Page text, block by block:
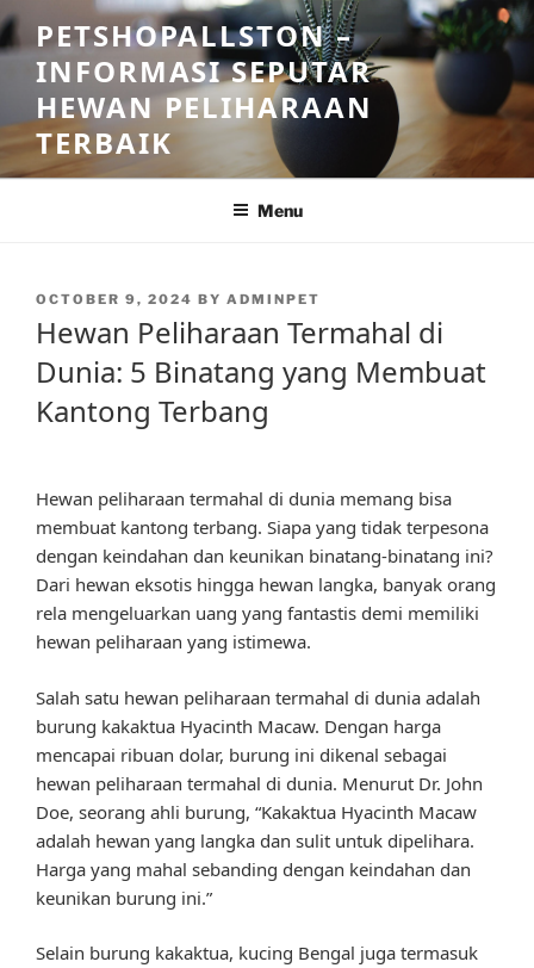
Skip
to
content
PETSHOPALLSTON –
INFORMASI SEPUTAR
HEWAN PELIHARAAN
TERBAIK
Menu
POSTED
OCTOBER 9, 2024 BY ADMINPET
Hewan Peliharaan Termahal di
Dunia: 5 Binatang yang Membuat
Kantong Terbang
Hewan peliharaan termahal di dunia memang bisa
membuat kantong terbang. Siapa yang tidak terpesona
dengan keindahan dan keunikan binatang-binatang ini?
Dari hewan eksotis hingga hewan langka, banyak orang
rela mengeluarkan uang yang fantastis demi memiliki
hewan peliharaan yang istimewa.
Salah satu hewan peliharaan termahal di dunia adalah
burung kakaktua Hyacinth Macaw. Dengan harga
mencapai ribuan dolar, burung ini dikenal sebagai
hewan peliharaan termahal di dunia. Menurut Dr. John
Doe, seorang ahli burung, “Kakaktua Hyacinth Macaw
adalah hewan yang langka dan sulit untuk dipelihara.
Harga yang mahal sebanding dengan keindahan dan
keunikan burung ini.”
Selain burung kakaktua, kucing Bengal juga termasuk